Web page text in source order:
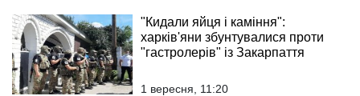
"Кидали яйця і каміння":
харків'яни збунтувалися проти
"гастролерів" із Закарпаття
1 вересня, 11:20